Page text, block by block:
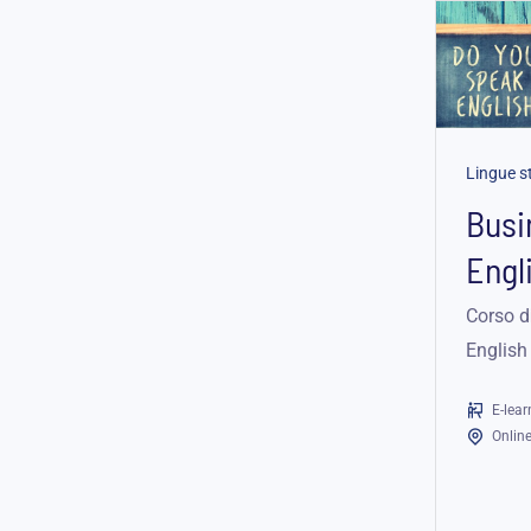
Lingue
Corso
livelli,
E-
Online